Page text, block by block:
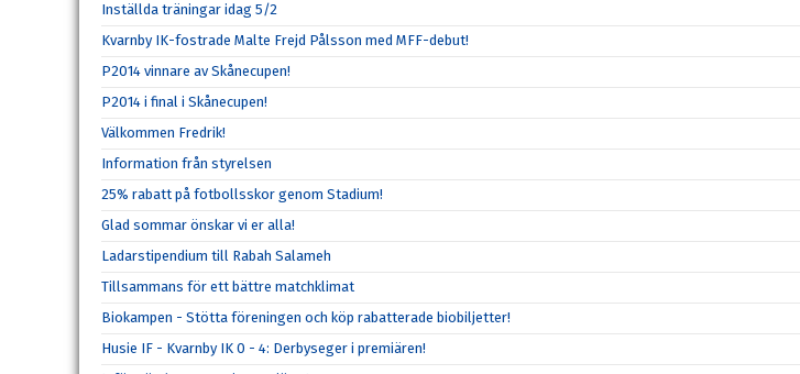
Inställda träningar idag 5/2
Kvarnby IK-fostrade Malte Frejd Pålsson med MFF-debut!
P2014 vinnare av Skånecupen!
P2014 i final i Skånecupen!
Välkommen Fredrik!
Information från styrelsen
25% rabatt på fotbollsskor genom Stadium!
Glad sommar önskar vi er alla!
Ladarstipendium till Rabah Salameh
Tillsammans för ett bättre matchklimat
Biokampen - Stötta föreningen och köp rabatterade biobiljetter!
Husie IF - Kvarnby IK 0 - 4: Derbyseger i premiären!